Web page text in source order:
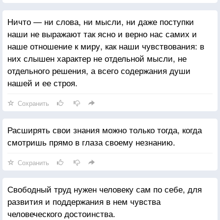
Ничто — ни слова, ни мысли, ни даже поступки
наши не выражают так ясно и верно нас самих и
наше отношение к миру, как наши чувствования: в
них слышен характер не отдельной мысли, не
отдельного решения, а всего содержания души
нашей и ее строя.
Сохранить
Расширять свои знания можно только тогда, когда
смотришь прямо в глаза своему незнанию.
Сохранить
Свободный труд нужен человеку сам по себе, для
развития и поддержания в нем чувства
человеческого достоинства.